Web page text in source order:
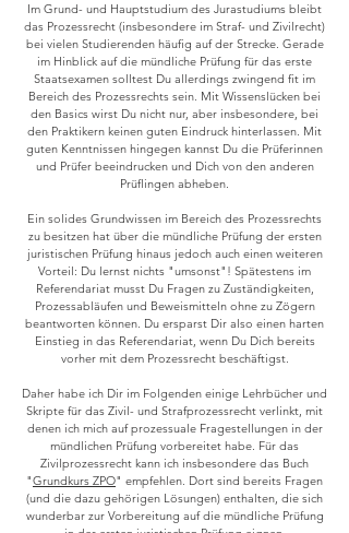
Im Grund- und Hauptstudium des Jurastudiums bleibt
das Prozessrecht (insbesondere im Straf- und Zivilrecht)
bei vielen Studierenden häufig auf der Strecke. Gerade
im Hinblick auf die mündliche Prüfung für das erste
Staatsexamen solltest Du allerdings zwingend fit im
Bereich des Prozessrechts sein. Mit Wissenslücken bei
den Basics wirst Du nicht nur, aber insbesondere, bei
den Praktikern keinen guten Eindruck hinterlassen. Mit
guten Kenntnissen hingegen kannst Du die Prüferinnen
und Prüfer beeindrucken und Dich von den anderen
Prüflingen abheben.
Ein solides Grundwissen im Bereich des Prozessrechts
zu besitzen hat über die mündliche Prüfung der ersten
juristischen Prüfung hinaus jedoch auch einen weiteren
Vorteil: Du lernst nichts "umsonst"! Spätestens im
Referendariat musst Du Fragen zu Zuständigkeiten,
Prozessabläufen und Beweismitteln ohne zu Zögern
beantworten können. Du ersparst Dir also einen harten
Einstieg in das Referendariat, wenn Du Dich bereits
vorher mit dem Prozessrecht beschäftigst.
Daher habe ich Dir im Folgenden einige Lehrbücher und
Skripte für das Zivil- und Strafprozessrecht verlinkt, mit
denen ich mich auf prozessuale Fragestellungen in der
mündlichen Prüfung vorbereitet habe. Für das
Zivilprozessrecht kann ich insbesondere das Buch
"Grundkurs ZPO" empfehlen. Dort sind bereits Fragen
(und die dazu gehörigen Lösungen) enthalten, die sich
wunderbar zur Vorbereitung auf die mündliche Prüfung